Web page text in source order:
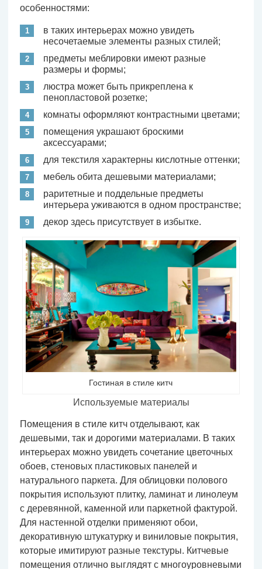
особенностями:
в таких интерьерах можно увидеть
несочетаемые элементы разных стилей;
предметы меблировки имеют разные
размеры и формы;
люстра может быть прикреплена к
пенопластовой розетке;
комнаты оформляют контрастными цветами;
помещения украшают броскими
аксессуарами;
для текстиля характерны кислотные оттенки;
мебель обита дешевыми материалами;
раритетные и поддельные предметы
интерьера уживаются в одном пространстве;
декор здесь присутствует в избытке.
Гостиная в стиле китч
Используемые материалы
Помещения в стиле китч отделывают, как
дешевыми, так и дорогими материалами. В таких
интерьерах можно увидеть сочетание цветочных
обоев, стеновых пластиковых панелей и
натурального паркета. Для облицовки полового
покрытия используют плитку, ламинат и линолеум
с деревянной, каменной или паркетной фактурой.
Для настенной отделки применяют обои,
декоративную штукатурку и виниловые покрытия,
которые имитируют разные текстуры. Китчевые
помещения отлично выглядят с многоуровневыми